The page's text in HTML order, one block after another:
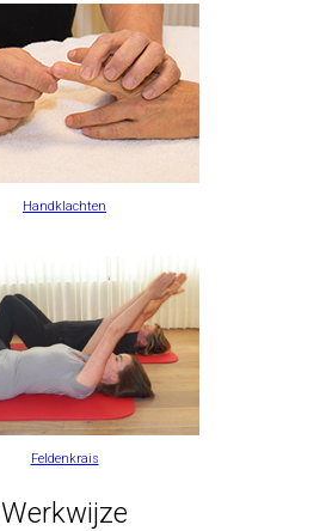
Handklachten
Feldenkrais
Werkwijze